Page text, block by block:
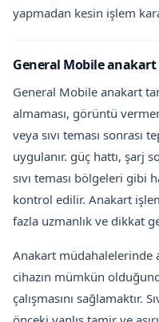
yapmadan kesin işlem
General Mobile
General Mobile anakart
almaması, görüntü
veya sıvı teması
uygulanır. güç hattı, şarj
sıvı teması bölgeleri gibi
kontrol edilir. Anakart
fazla uzmanlık ve dikkat
Anakart müdahalelerinde
cihazın mümkün
çalışmasını sağlamaktır.